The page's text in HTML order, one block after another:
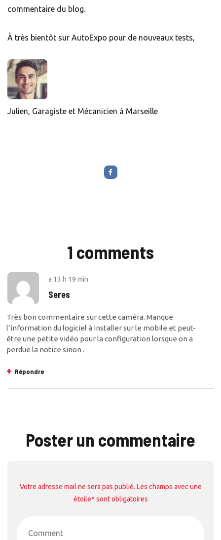
commentaire du blog.
À très bientôt sur AutoExpo pour de nouveaux tests,
Julien, Garagiste et Mécanicien à Marseille
1 comments
a 13 h 19 min
Seres
Très bon commentaire sur cette caméra. Manque
l’information du logiciel à installer sur le mobile et peut-
être une petite vidéo pour la configuration lorsque on a
perdue la notice sinon .
Répondre
Poster un commentaire
Votre adresse mail ne sera pas publié. Les champs avec une
étoile* sont obligatoires